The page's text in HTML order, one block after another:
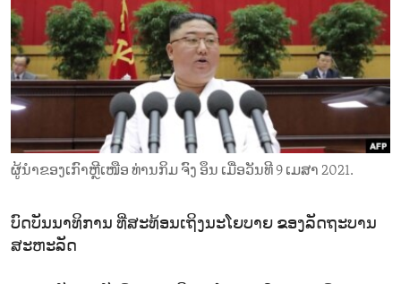
EUROPE
MIDDLE EAST
AID AND DEVELOPMENT
DEMOCRACY AND GOVERNANCE
ECONOMY AND TRADE
ENVIRONMENT AND HEALTH
IDEALS AND INSTITUTIONS
FOLLOW US
ຜູ້ນຳຂອງເກົາຫຼີເໜືອ ທ່ານກິມ ຈົງ ອຶນ ເມື່ອວັນທີ 9 ເມສາ 2021.
ບົດບັນນາທິການ ທີ່ສະທ້ອນເຖິງນະໂຍບາຍ ຂອງລັດຖະບານ
ສະຫະລັດ